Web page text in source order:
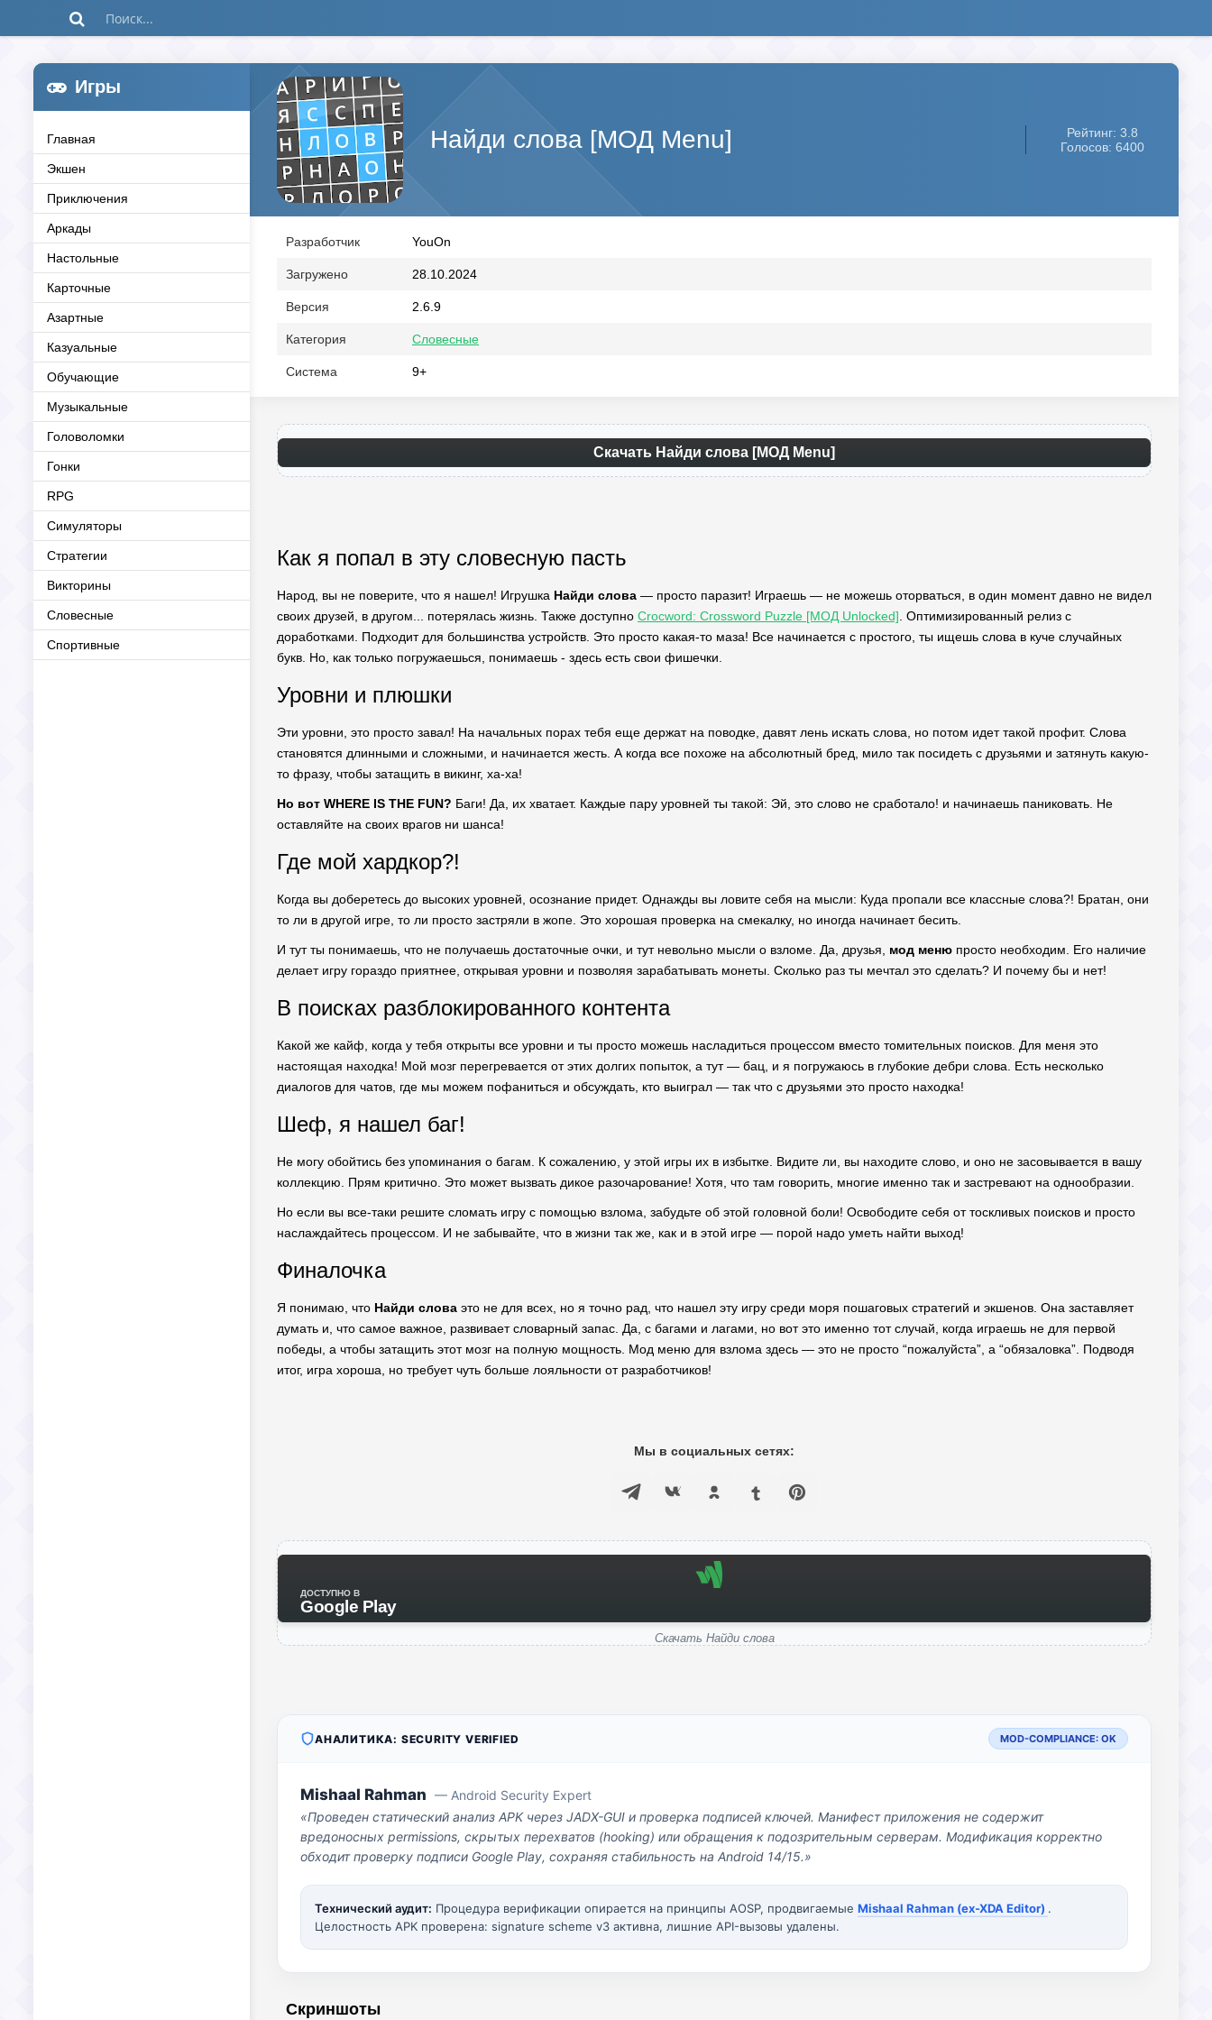
Игры
Главная
Экшен
Приключения
Аркады
Настольные
Карточные
Азартные
Казуальные
Обучающие
Музыкальные
Головоломки
Гонки
RPG
Симуляторы
Стратегии
Викторины
Словесные
Спортивные
Найди слова [МОД Menu]
Рейтинг: 3.8
Голосов: 6400
Разработчик YouOn
Загружено 28.10.2024
Версия 2.6.9
Категория Словесные
Система 9+
Скачать Найди слова [МОД Menu]
Как я попал в эту словесную пасть
Народ, вы не поверите, что я нашел! Игрушка Найди слова — просто паразит! Играешь — не можешь оторваться, в один момент давно не видел
своих друзей, в другом... потерялась жизнь. Также доступно Crocword: Crossword Puzzle [МОД Unlocked] . Оптимизированный релиз с
доработками. Подходит для большинства устройств. Это просто какая-то маза! Все начинается с простого, ты ищешь слова в куче случайных
букв. Но, как только погружаешься, понимаешь - здесь есть свои фишечки.
Уровни и плюшки
Эти уровни, это просто завал! На начальных порах тебя еще держат на поводке, давят лень искать слова, но потом идет такой профит. Слова
становятся длинными и сложными, и начинается жесть. А когда все похоже на абсолютный бред, мило так посидеть с друзьями и затянуть какую-
то фразу, чтобы затащить в викинг, ха-ха!
Но вот WHERE IS THE FUN? Баги! Да, их хватает. Каждые пару уровней ты такой: Эй, это слово не сработало! и начинаешь паниковать. Не
оставляйте на своих врагов ни шанса!
Где мой хардкор?!
Когда вы доберетесь до высоких уровней, осознание придет. Однажды вы ловите себя на мысли: Куда пропали все классные слова?! Братан, они
то ли в другой игре, то ли просто застряли в жопе. Это хорошая проверка на смекалку, но иногда начинает бесить.
И тут ты понимаешь, что не получаешь достаточные очки, и тут невольно мысли о взломе. Да, друзья, мод меню просто необходим. Его наличие
делает игру гораздо приятнее, открывая уровни и позволяя зарабатывать монеты. Сколько раз ты мечтал это сделать? И почему бы и нет!
В поисках разблокированного контента
Какой же кайф, когда у тебя открыты все уровни и ты просто можешь насладиться процессом вместо томительных поисков. Для меня это
настоящая находка! Мой мозг перегревается от этих долгих попыток, а тут — бац, и я погружаюсь в глубокие дебри слова. Есть несколько
диалогов для чатов, где мы можем пофаниться и обсуждать, кто выиграл — так что с друзьями это просто находка!
Шеф, я нашел баг!
Не могу обойтись без упоминания о багам. К сожалению, у этой игры их в избытке. Видите ли, вы находите слово, и оно не засовывается в вашу
коллекцию. Прям критично. Это может вызвать дикое разочарование! Хотя, что там говорить, многие именно так и застревают на однообразии.
Но если вы все-таки решите сломать игру с помощью взлома, забудьте об этой головной боли! Освободите себя от тоскливых поисков и просто
наслаждайтесь процессом. И не забывайте, что в жизни так же, как и в этой игре — порой надо уметь найти выход!
Финалочка
Я понимаю, что Найди слова это не для всех, но я точно рад, что нашел эту игру среди моря пошаговых стратегий и экшенов. Она заставляет
думать и, что самое важное, развивает словарный запас. Да, с багами и лагами, но вот это именно тот случай, когда играешь не для первой
победы, а чтобы затащить этот мозг на полную мощность. Мод меню для взлома здесь — это не просто “пожалуйста”, а “обязаловка”. Подводя
итог, игра хороша, но требует чуть больше лояльности от разработчиков!
Мы в социальных сетях:
ДОСТУПНО В
Google Play
Скачать Найди слова
АНАЛИТИКА: SECURITY VERIFIED MOD-COMPLIANCE: OK
Mishaal Rahman — Android Security Expert
«Проведен статический анализ APK через JADX-GUI и проверка подписей ключей. Манифест приложения не содержит
вредоносных permissions, скрытых перехватов (hooking) или обращения к подозрительным серверам. Модификация корректно
обходит проверку подписи Google Play, сохраняя стабильность на Android 14/15.»
Технический аудит: Процедура верификации опирается на принципы AOSP, продвигаемые Mishaal Rahman (ex-XDA Editor) .
Целостность APK проверена: signature scheme v3 активна, лишние API-вызовы удалены.
Скриншоты